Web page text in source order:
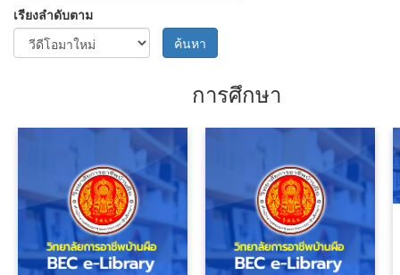
เรียงลำดับตาม
ค้นหา
การศึกษา